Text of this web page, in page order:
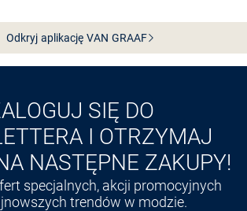
Odkryj aplikację VAN GRAAF
SIĘ DO
I OTRZYMAJ
NASTĘPNE ZAKUPY!
specjalnych, akcji promocyjnych
trendów w modzie.